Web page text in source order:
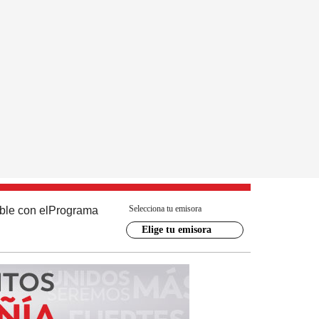
con el Programa Selecciona tu emisora
Elige tu emisora